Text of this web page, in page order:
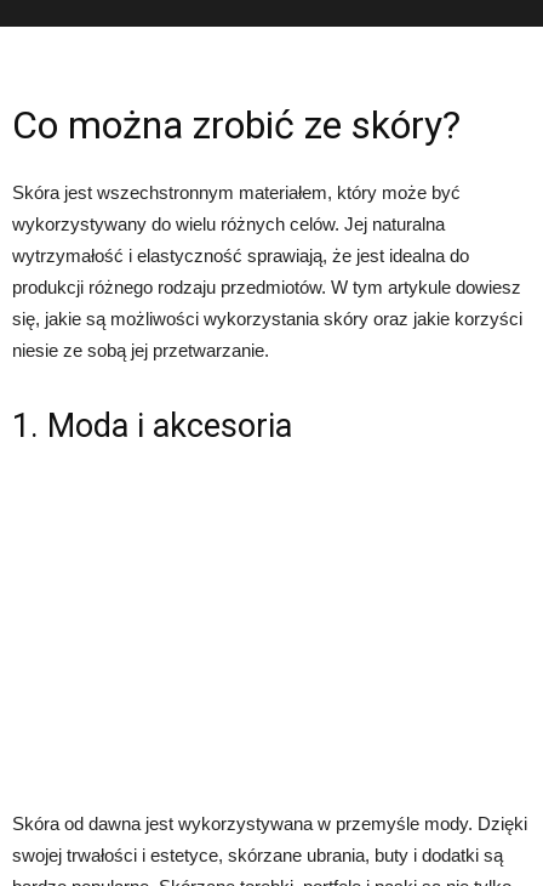
Co można zrobić ze skóry?
Skóra jest wszechstronnym materiałem, który może być
wykorzystywany do wielu różnych celów. Jej naturalna
wytrzymałość i elastyczność sprawiają, że jest idealna do
produkcji różnego rodzaju przedmiotów. W tym artykule dowiesz
się, jakie są możliwości wykorzystania skóry oraz jakie korzyści
niesie ze sobą jej przetwarzanie.
1. Moda i akcesoria
Skóra od dawna jest wykorzystywana w przemyśle mody. Dzięki
swojej trwałości i estetyce, skórzane ubrania, buty i dodatki są